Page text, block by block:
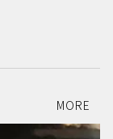
MORE